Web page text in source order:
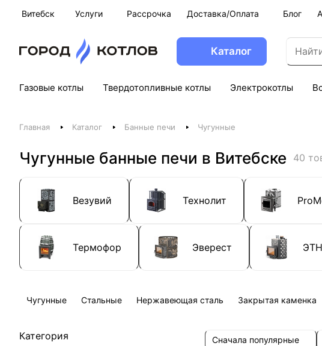
Витебск Услуги Рассрочка Доставка/Оплата Блог
Каталог
Газовые котлы Твердотопливные котлы Электрокотлы
Главная Каталог Банные печи Чугунные
Чугунные банные печи в Витебске 40
Везувий Технолит
Термофор Эверест
Чугунные Стальные Нержавеющая сталь Закрытая каменка
Категория
Сначала популярные